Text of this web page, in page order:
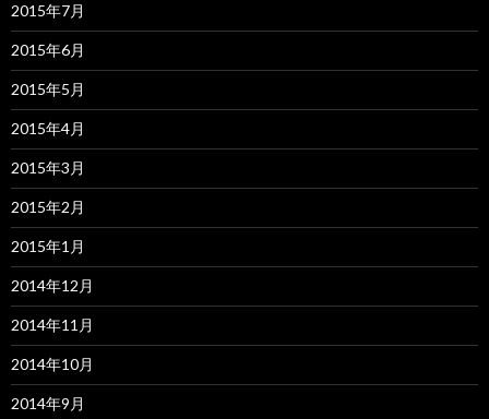
2015年7月
2015年6月
2015年5月
2015年4月
2015年3月
2015年2月
2015年1月
2014年12月
2014年11月
2014年10月
2014年9月